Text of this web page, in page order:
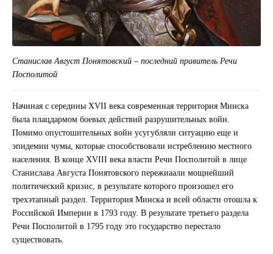
Станислав Август Понятовский – последний правитель Речи
Посполитой
Начиная с середины XVII века современная территория Минска
была плацдармом боевых действий разрушительных войн.
Помимо опустошительных войн усугубляли ситуацию еще и
эпидемии чумы, которые способствовали истреблению местного
населения. В конце XVIII века власти Речи Посполитой в лице
Станислава Августа Понятовского пережиаали мощнейший
политический кризис, в результате которого произошел его
трехэтапный раздел. Территория Минска и всей области отошла к
Российской Империи в 1793 году. В результате третьего раздела
Речи Посполитой в 1795 году это государство перестало
существовать.